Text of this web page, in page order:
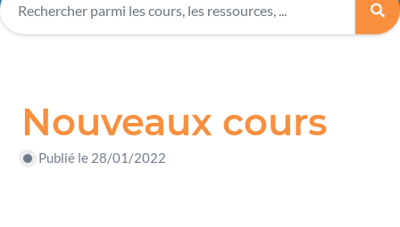
Nouveaux cours
Publié le 28/01/2022